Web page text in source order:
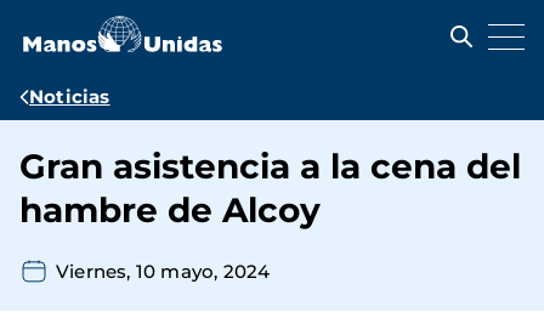
contenido
Ruta
navegación
Noticias
Gran asistencia a la cena del
hambre de Alcoy
Viernes, 10 mayo, 2024